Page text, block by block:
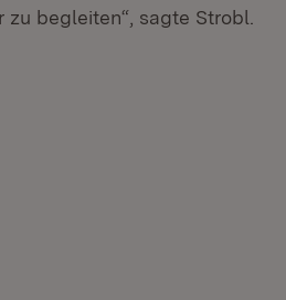
begleiten“, sagte Strobl.